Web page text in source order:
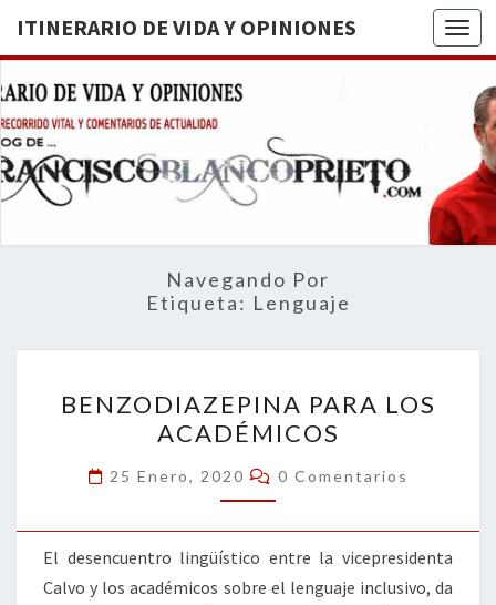
ITINERARIO DE VIDA Y OPINIONES
DE
BREVE
RECORRIDO
VITAL Y
ACTUALIDAD
Navegando Por
Etiqueta: Lenguaje
PARA
LOS
ACADÉMICOS
BENZODIAZEPINA PARA LOS
ACADÉMICOS
25 Enero, 2020 Comentarios
0 Comentarios
El desencuentro lingüístico entre la vicepresidenta
Calvo y los académicos sobre el lenguaje inclusivo, da